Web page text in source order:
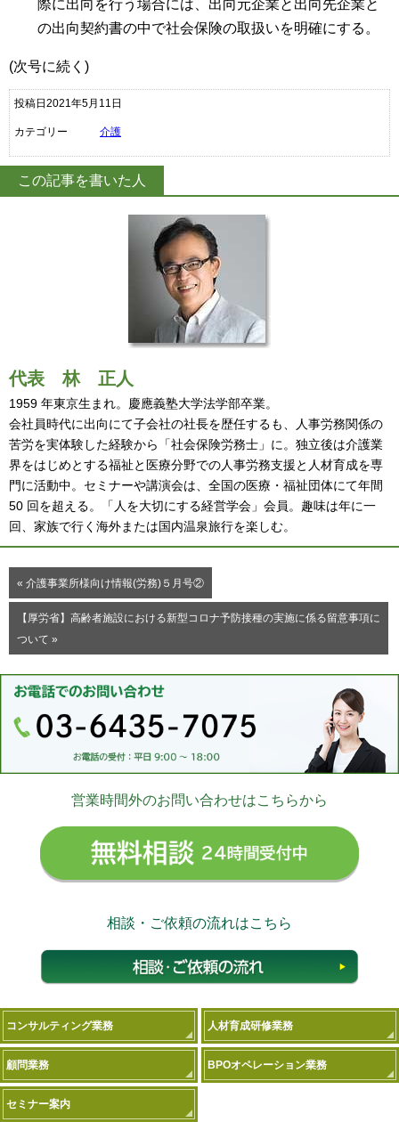
際に出向を行う場合には、出向元企業と出向先企業と
の出向契約書の中で社会保険の取扱いを明確にする。
(次号に続く)
投稿日2021年5月11日
カテゴリー 介護
この記事を書いた人
代表 林 正人
1959 年東京生まれ。慶應義塾大学法学部卒業。
会社員時代に出向にて子会社の社長を歴任するも、人事労務関係の
苦労を実体験した経験から「社会保険労務士」に。独立後は介護業
界をはじめとする福祉と医療分野での人事労務支援と人材育成を専
門に活動中。セミナーや講演会は、全国の医療・福祉団体にて年間
50 回を超える。「人を大切にする経営学会」会員。趣味は年に一
回、家族で行く海外または国内温泉旅行を楽しむ。
« 介護事業所様向け情報(労務)５月号②
【厚労省】高齢者施設における新型コロナ予防接種の実施に係る留意事項に
ついて »
営業時間外のお問い合わせはこちらから
相談・ご依頼の流れはこちら
コンサルティング業務 人材育成研修業務
顧問業務 BPOオペレーション業務
セミナー案内